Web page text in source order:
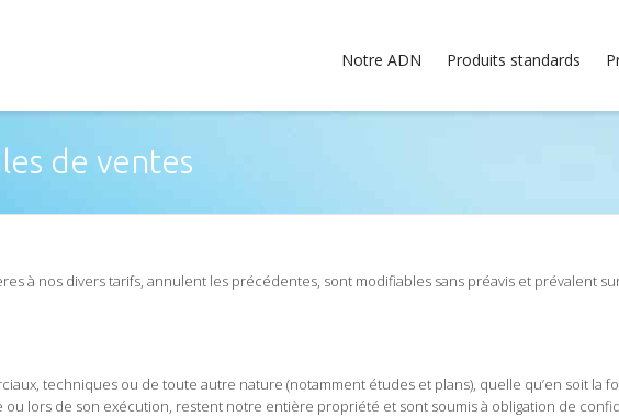
Notre ADN Produits standards
de ventes
à nos divers tarifs, annulent les précédentes, sont modifiables sans préavis et prévalent
techniques ou de toute autre nature (notamment études et plans), quelle qu’en soit la
lors de son exécution, restent notre entière propriété et sont soumis à obligation de